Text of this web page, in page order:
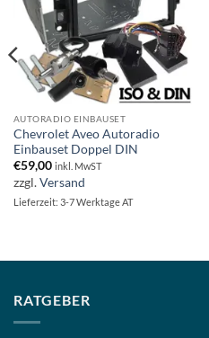
AUTORADIO EINBAUSET
Chevrolet Aveo Autoradio
Einbauset Doppel DIN
€59,00 inkl. MwST
zzgl.Versand
Lieferzeit: 3-7 Werktage AT
RATGEBER